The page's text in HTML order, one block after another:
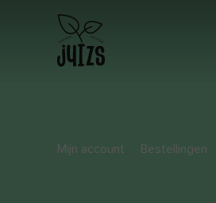
Mijn account Bestellingen